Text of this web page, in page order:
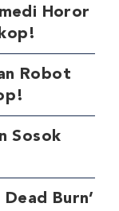
Horor
Robot
Sosok
Burn’